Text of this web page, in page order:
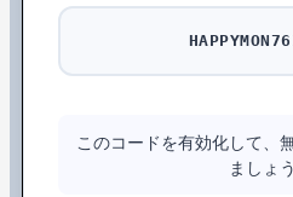
このコードを有効化して、
ましょう